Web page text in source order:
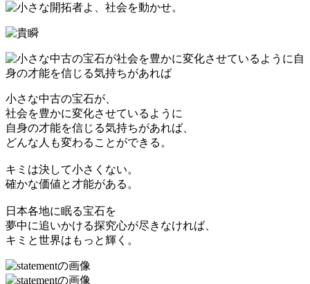
小さな中古の宝石が、
社会を豊かに変化させているように
自身の才能を信じる気持ちがあれば、
どんな人も変わることができる。
キミは決して小さくない。
確かな価値と才能がある。
日本各地に眠る宝石を
夢中に追いかける探究心が尽きなければ、
キミと世界はもっと輝く。